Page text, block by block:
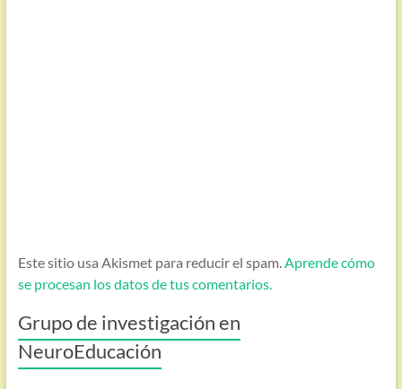
Este sitio usa Akismet para reducir el spam. Aprende cómo
se procesan los datos de tus comentarios.
Grupo de investigación en
NeuroEducación